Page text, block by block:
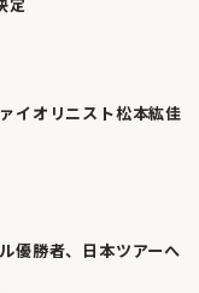
イオリニスト松本紘佳
優勝者、日本ツアーへ